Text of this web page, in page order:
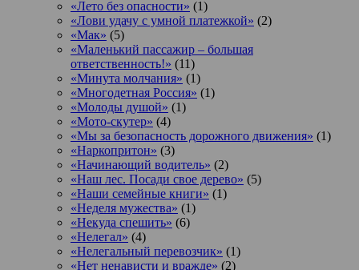
«Лето без опасности» (1)
«Лови удачу с умной платежкой» (2)
«Мак» (5)
«Маленький пассажир – большая
ответственность!» (11)
«Минута молчания» (1)
«Многодетная Россия» (1)
«Молоды душой» (1)
«Мото-скутер» (4)
«Мы за безопасность дорожного движения» (1)
«Наркопритон» (3)
«Начинающий водитель» (2)
«Наш лес. Посади свое дерево» (5)
«Наши семейные книги» (1)
«Неделя мужества» (1)
«Некуда спешить» (6)
«Нелегал» (4)
«Нелегальный перевозчик» (1)
«Нет ненависти и вражде» (2)